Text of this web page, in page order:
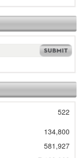
522
134,800
581,927